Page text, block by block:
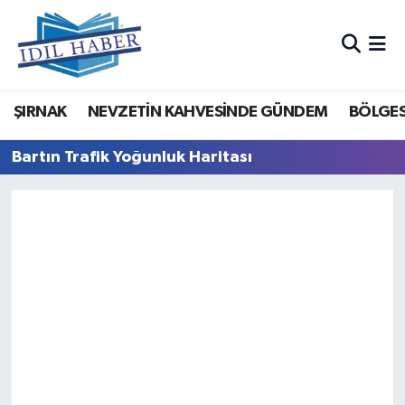
ŞIRNAK NEVZETİN KAHVESİNDE GÜNDEM
Bartın Trafik Yoğunluk Haritası
Nöbetçi Eczaneler
Hava Durumu
Trafik Durumu